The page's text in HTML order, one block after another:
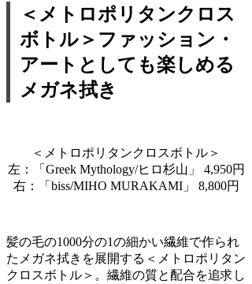
＜メトロポリタンクロス
ボトル＞ファッション・
アートとしても楽しめる
メガネ拭き
＜メトロポリタンクロスボトル＞
左：「Greek Mythology/ヒロ杉山」 4,950円
右：「biss/MIHO MURAKAMI」 8,800円
髪の毛の1000分の1の細かい繊維で作られ
たメガネ拭きを展開する＜メトロポリタン
クロスボトル＞。繊維の質と配合を追求し